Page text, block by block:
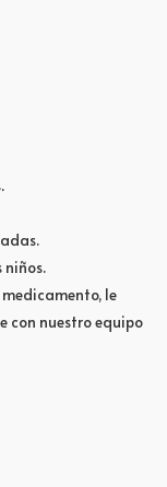
niños.
le
con nuestro equipo